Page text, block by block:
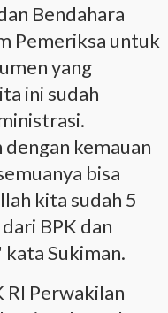
Bendahara
Pemeriksa untuk
yang
ini sudah
kemauan
bisa
kita sudah 5
BPK dan
kata Sukiman.
RI Perwakilan